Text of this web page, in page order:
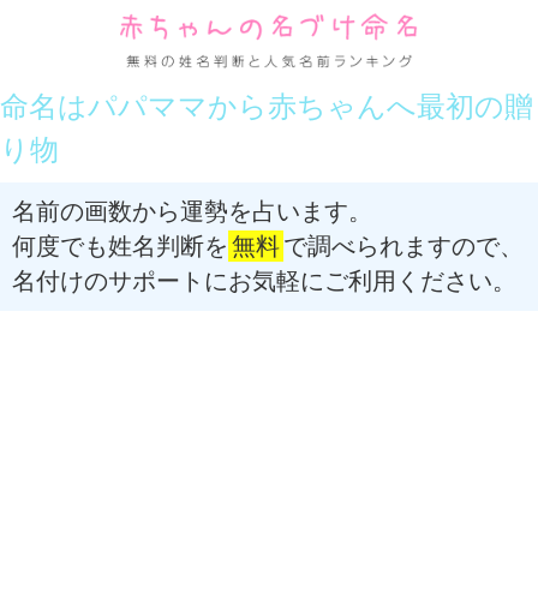
命名はパパママから赤ちゃんへ最初の贈
り物
名前の画数から運勢を占います。
何度でも姓名判断を 無料で調べられますので、
名付けのサポートにお気軽にご利用ください。